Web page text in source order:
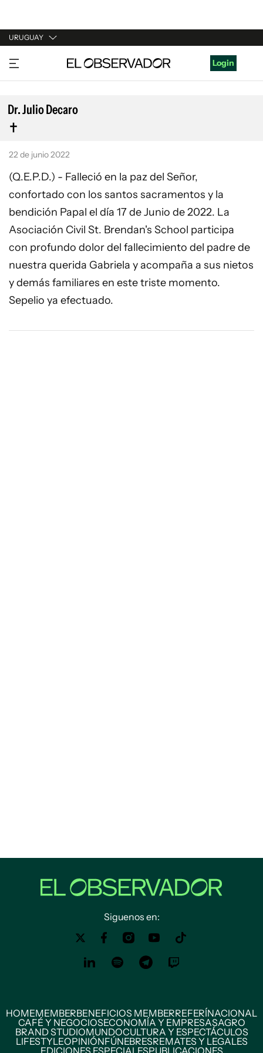
URUGUAY
URUGUAY
ARGENTINA
ESPAÑA
ESTADOS UNIDOS
Login
Dr. Julio Decaro
22 de junio 2022
(Q.E.P.D.) - Falleció en la paz del Señor,
confortado con los santos sacramentos y la
bendición Papal el día 17 de Junio de 2022. La
Asociación Civil St. Brendan's School participa
con profundo dolor del fallecimiento del padre de
nuestra querida Gabriela y acompaña a sus nietos
y demás familiares en este triste momento.
Sepelio ya efectuado.
Siguenos en:
HOMEMEMBERBENEFICIOS MEMBERREFERÍNACIONAL
CAFÉ Y NEGOCIOSECONOMÍA Y EMPRESASAGRO
BRAND STUDIOMUNDOCULTURA Y ESPECTÁCULOS
LIFESTYLEOPINIÓNFÚNEBRESREMATES Y LEGALES
EDICIONES ESPECIALESPUBLICACIONES